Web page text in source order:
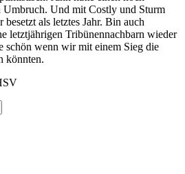
Umbruch. Und mit Costly und Sturm
besetzt als letztes Jahr. Bin auch
letztjährigen Tribünennachbarn wieder
schön wenn wir mit einem Sieg die
könnten.